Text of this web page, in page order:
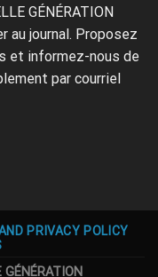
GÉNÉRATION
au journal. Proposez
et informez-nous de
par courriel
PRIVACY POLICY